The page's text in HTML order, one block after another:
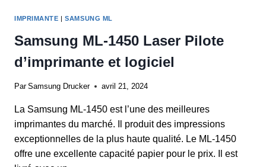
IMPRIMANTE |SAMSUNG ML
Samsung ML-1450 Laser Pilote
d’imprimante et logiciel
Par Samsung Drucker avril 21, 2024
La Samsung ML-1450 est l’une des meilleures
imprimantes du marché. Il produit des impressions
exceptionnelles de la plus haute qualité. Le ML-1450
offre une excellente capacité papier pour le prix. Il est